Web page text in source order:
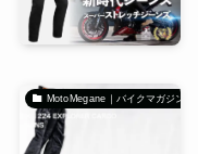
MotoMegane｜バイクマガジン